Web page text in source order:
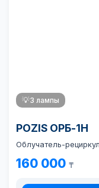
💡3 лампы
POZIS ОРБ-1Н
Облучатель-
160 000 ₸